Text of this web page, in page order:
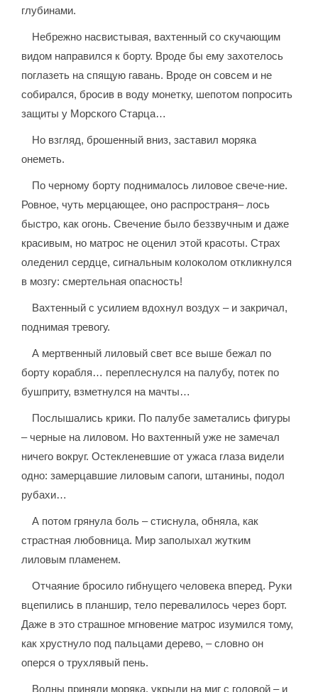
глубинами.
Небрежно насвистывая, вахтенный со скучающим
видом направился к борту. Вроде бы ему захотелось
поглазеть на спящую гавань. Вроде он совсем и не
собирался, бросив в воду монетку, шепотом попросить
защиты у Морского Старца…
Но взгляд, брошенный вниз, заставил моряка
онеметь.
По черному борту поднималось лиловое свече-ние.
Ровное, чуть мерцающее, оно распространя– лось
быстро, как огонь. Свечение было беззвучным и даже
красивым, но матрос не оценил этой красоты. Страх
оледенил сердце, сигнальным колоколом откликнулся
в мозгу: смертельная опасность!
Вахтенный с усилием вдохнул воздух – и закричал,
поднимая тревогу.
А мертвенный лиловый свет все выше бежал по
борту корабля… переплеснулся на палубу, потек по
бушприту, взметнулся на мачты…
Послышались крики. По палубе заметались фигуры
– черные на лиловом. Но вахтенный уже не замечал
ничего вокруг. Остекленевшие от ужаса глаза видели
одно: замерцавшие лиловым сапоги, штанины, подол
рубахи…
А потом грянула боль – стиснула, обняла, как
страстная любовница. Мир заполыхал жутким
лиловым пламенем.
Отчаяние бросило гибнущего человека вперед. Руки
вцепились в планшир, тело перевалилось через борт.
Даже в это страшное мгновение матрос изумился тому,
как хрустнуло под пальцами дерево, – словно он
оперся о трухлявый пень.
Волны приняли моряка, укрыли на миг с головой – и